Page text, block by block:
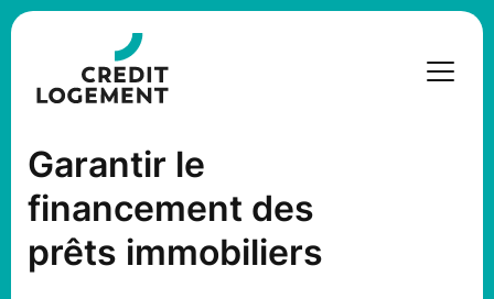
Garantir le
financement des
prêts immobiliers